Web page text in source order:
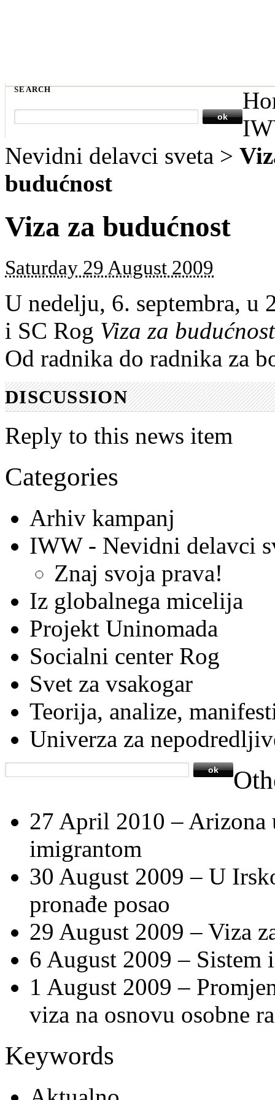
SEARCH
Nevidni delavci sveta >
budućnost
Viza za budućnost
Saturday 29 August 2009
U nedelju, 6. septembra, u
i SC Rog Viza za budućnost
Od radnika do radnika za
DISCUSSION
Reply to this news item
Categories
Arhiv kampanj
IWW - Nevidni delavci
Znaj svoja prava!
Iz globalnega micelija
Projekt Uninomada
Socialni center Rog
Svet za vsakogar
Teorija, analize,
Univerza za
27 April 2010 – Arizona
imigrantom
30 August 2009 – U
pronađe posao
29 August 2009 – Viza
6 August 2009 – Sistem
1 August 2009 –
viza na osnovu osobne
Keywords